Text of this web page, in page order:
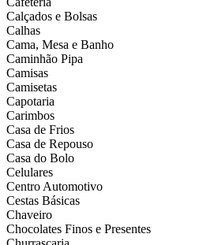
Calçados e Bolsas
Calhas
Cama, Mesa e Banho
Caminhão Pipa
Camisas
Camisetas
Capotaria
Carimbos
Casa de Frios
Casa de Repouso
Casa do Bolo
Celulares
Centro Automotivo
Cestas Básicas
Chaveiro
Chocolates Finos e Presentes